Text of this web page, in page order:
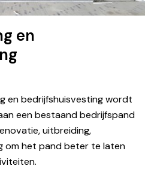
en
en bedrijfshuisvesting wordt
een bestaand bedrijfspand
uitbreiding,
om het pand beter te laten